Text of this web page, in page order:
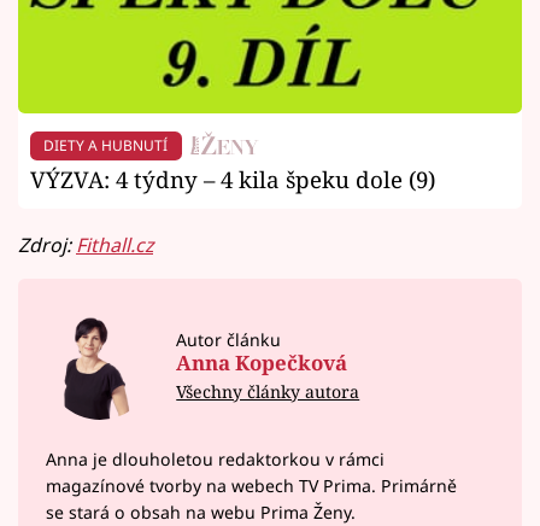
DIETY A HUBNUTÍ
VÝZVA: 4 týdny – 4 kila špeku dole (9)
Zdroj:Fithall.cz
Autor článku
Anna Kopečková
Všechny články autora
Anna je dlouholetou redaktorkou v rámci
magazínové tvorby na webech TV Prima. Primárně
se stará o obsah na webu Prima Ženy.